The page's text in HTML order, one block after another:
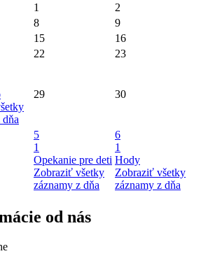
1
2
8
9
15
16
22 23
29 30
5
1
Opekanie pre deti
Zobraziť všetky
záznamy z dňa
6
1
Hody
Zobraziť všetky
záznamy z dňa
od nás